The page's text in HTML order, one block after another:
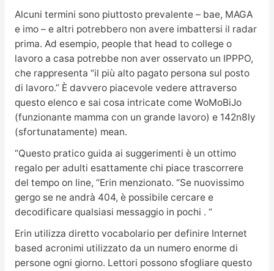
Alcuni termini sono piuttosto prevalente – bae, MAGA
e imo – e altri potrebbero non avere imbattersi il radar
prima. Ad esempio, people that head to college o
lavoro a casa potrebbe non aver osservato un IPPPO,
che rappresenta “il più alto pagato persona sul posto
di lavoro.” È davvero piacevole vedere attraverso
questo elenco e sai cosa intricate come WoMoBiJo
(funzionante mamma con un grande lavoro) e 142n8ly
(sfortunatamente) mean.
“Questo pratico guida ai suggerimenti è un ottimo
regalo per adulti esattamente chi piace trascorrere
del tempo on line, “Erin menzionato. “Se nuovissimo
gergo se ne andrà 404, è possibile cercare e
decodificare qualsiasi messaggio in pochi . “
Erin utilizza diretto vocabolario per definire Internet
based acronimi utilizzato da un numero enorme di
persone ogni giorno. Lettori possono sfogliare questo